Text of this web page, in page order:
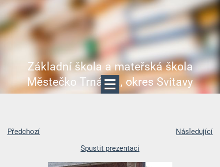
Základní škola a mateřská škola
Městečko Trnávka, okres Svitavy
Předchozí
Následující
Spustit prezentaci